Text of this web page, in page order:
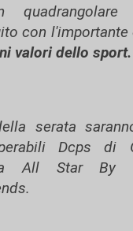
con
valori dello sport.
serata
Dcps di
All Star By